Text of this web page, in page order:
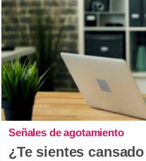
Señales de agotamiento
¿Te sientes